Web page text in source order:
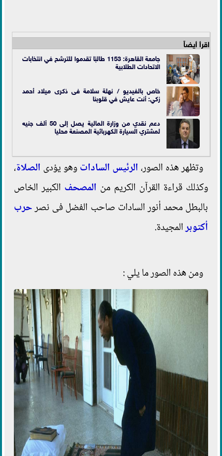
اقرأ أيضاً
جامعة القاهرة: 1153 طالبًا تقدموا للترشح في انتخابات
الاتحادات الطلابية
خاص بالفيديو / نهلة سلامة فى ذكرى ميلاد أحمد
زكي: أنت عايش في قلوبنا
دعم نقدي من وزارة المالية يصل إلى 50 ألف جنيه
لمشتري السيارة الكهربائية المصنعة محليا
وتظهر هذه الصور،الرئيس الساداتوهو يؤدى الصلاة،
وكذلك قراءة القرآن الكريم من المصحف الكبير الخاص
بالبطل محمد أنور السادات صاحب الفضل فى نصرحرب
أكتوبرالمجيدة.
ومن هذه الصور ما يلي :